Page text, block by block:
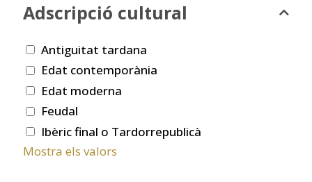
Adscripció cultural
Antiguitat tardana
Edat contemporània
Edat moderna
Feudal
Ibèric final o Tardorrepublicà
Mostra els valors